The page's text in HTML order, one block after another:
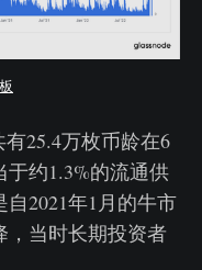
25.4万枚币龄在6
约1.3%的流通供
2021年1月的牛市
，当时长期投资者